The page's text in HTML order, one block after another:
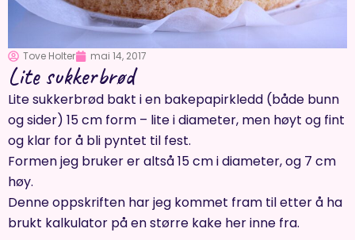
Tove Holter mai 14, 2017
Lite sukkerbrød
Lite sukkerbrød bakt i en bakepapirkledd (både bunn
og sider) 15 cm form – lite i diameter, men høyt og fint
og klar for å bli pyntet til fest.
Formen jeg bruker er altså 15 cm i diameter, og 7 cm
høy.
Denne oppskriften har jeg kommet fram til etter å ha
brukt kalkulator på en større kake her inne fra.